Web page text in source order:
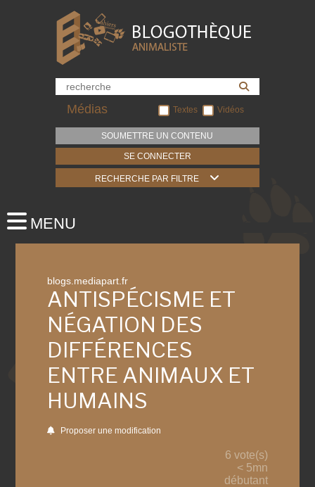
Médias Textes Vidéos
SOUMETTRE UN CONTENU
SE CONNECTER
RECHERCHE PAR FILTRE
blogs.mediapart.fr
ANTISPÉCISME ET
NÉGATION DES
DIFFÉRENCES
ENTRE ANIMAUX ET
HUMAINS
Proposer une modification
6 vote(s)
< 5mn
débutant